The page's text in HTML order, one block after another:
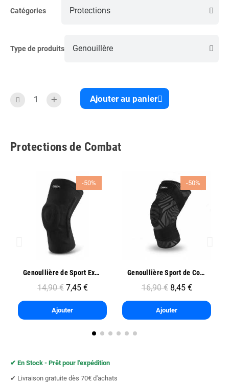
Catégories
Type de produits
Ajouter au panier
Protections de Combat
Aperçu rapide
-50%
Genoullière de Sport Exo One - Oben
14,90 € 7,45 €
Ajouter
Aperçu rapide
-50%
Genoullière Sport de Combats FlexLock - Oben
16,90 € 8,45 €
Ajouter
✔︎ En Stock - Prêt pour l'expédition
✔︎ Livraison gratuite dès 70€ d'achats